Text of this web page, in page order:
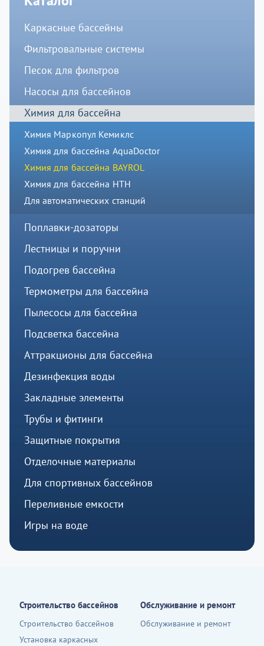
Каркасные бассейны
Фильтровальные системы
Песок для фильтров
Насосы для бассейнов
Химия для бассейна
Химия Маркопул Кемиклс
Химия для бассейна AquaDoctor
Химия для бассейна BAYROL
Химия для бассейна HTH
Для автоматических станций
Поплавки-дозаторы
Лестницы и поручни
Подогрев бассейна
Термометры для бассейна
Пылесосы для бассейна
Подсветка бассейна
Аттракционы для бассейна
Дезинфекция воды
Закладные элементы
Трубы и фитинги
Защитные покрытия
Отделочные материалы
Для спортивных бассейнов
Переливные емкости
Игры на воде
Строительство бассейнов
Строительство бассейнов
Установка каркасных
Обслуживание и ремонт
Обслуживание и ремонт